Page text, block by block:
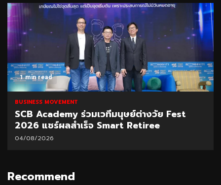
1 min read
BUSINESS MOVEMENT
SCB Academy ร่วมเวทีมนุษย์ต่างวัย Fest
2026 แชร์ผลสำเร็จ Smart Retiree
04/08/2026
Recommend